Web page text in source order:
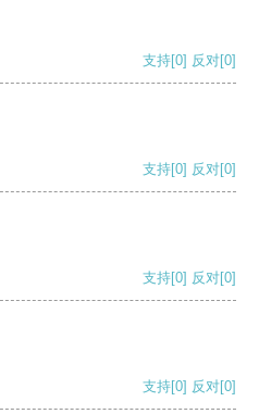
支持[0] 反对[0]
支持[0] 反对[0]
支持[0] 反对[0]
支持[0] 反对[0]